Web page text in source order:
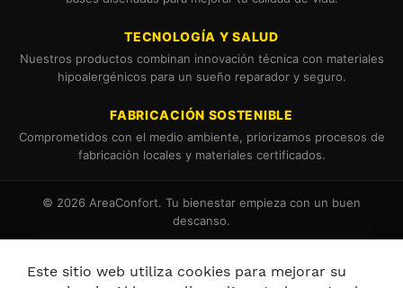
TECNOLOGÍA Y SALUD
Nuestros productos combinan innovación técnica con materiales
hipoalergénicos para un sueño reparador y seguro.
FABRICACIÓN SOSTENIBLE
Comprometidos con el medio ambiente, priorizamos procesos de
fabricación locales y materiales certificados.
© 2026 AreaConfort. Tu bienestar empieza con un buen
descanso.
Este sitio web utiliza cookies para mejorar su